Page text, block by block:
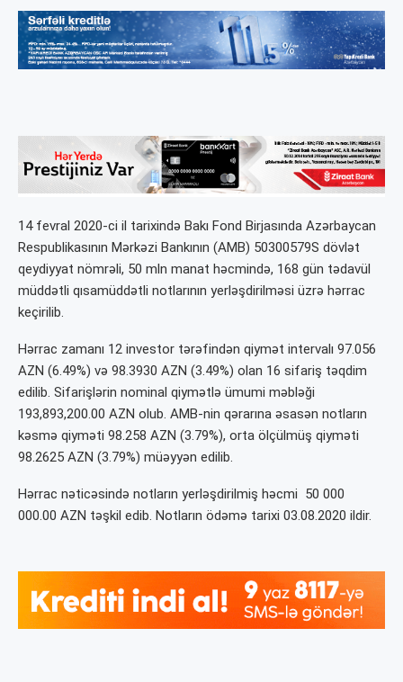
14 fevral 2020-ci il tarixində Bakı Fond Birjasında Azərbaycan
Respublikasının Mərkəzi Bankının (AMB) 50300579S dövlət
qeydiyyat nömrəli, 50 mln manat həcmində, 168 gün tədavül
müddətli qısamüddətli notlarının yerləşdirilməsi üzrə hərrac
keçirilib.
Hərrac zamanı 12 investor tərəfindən qiymət intervalı 97.056
AZN (6.49%) və 98.3930 AZN (3.49%) olan 16 sifariş təqdim
edilib. Sifarişlərin nominal qiymətlə ümumi məbləği
193,893,200.00 AZN olub. AMB-nin qərarına əsasən notların
kəsmə qiyməti 98.258 AZN (3.79%), orta ölçülmüş qiyməti
98.2625 AZN (3.79%) müəyyən edilib.
Hərrac nəticəsində notların yerləşdirilmiş həcmi 50 000
000.00 AZN təşkil edib. Notların ödəmə tarixi 03.08.2020 ildir.